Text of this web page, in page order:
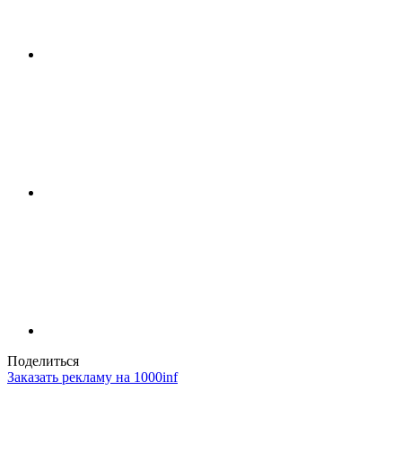
Поделиться
Заказать рекламу на 1000inf